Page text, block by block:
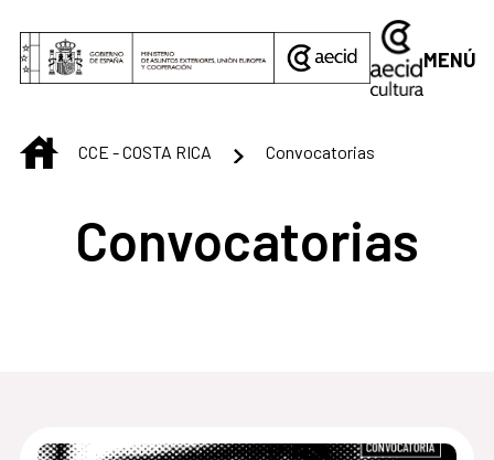
MENÚ
INICIO
CCE - COSTA RICA Convocatorias
Convocatorias